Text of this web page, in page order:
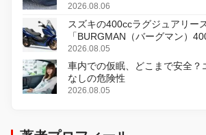
2026.08.06
スズキの400ccラグジュアリー
「BURGMAN（バーグマン）
変更し、8月18日に発売
2026.08.05
車内での仮眠、どこまで安全？
なしの危険性
2026.08.05